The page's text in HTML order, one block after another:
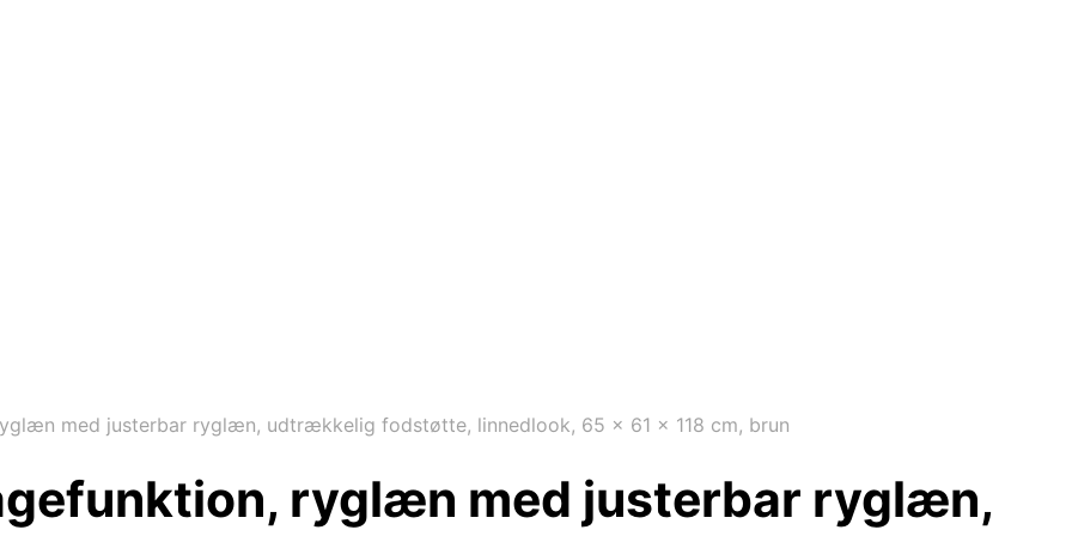
med justerbar ryglæn, udtrækkelig fodstøtte, linnedlook, 65 x 61 x 118 cm, brun
ryglæn med justerbar ryglæn,